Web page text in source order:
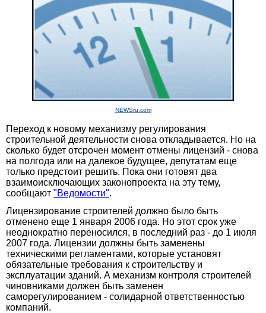
NEWSru.com
Переход к новому механизму регулирования
строительной деятельности снова откладывается. Но на
сколько будет отсрочен момент отмены лицензий - снова
на полгода или на далекое будущее, депутатам еще
только предстоит решить. Пока они готовят два
взаимоисключающих законопроекта на эту тему,
сообщают "Ведомости".
Лицензирование строителей должно было быть
отменено еще 1 января 2006 года. Но этот срок уже
неоднократно переносился, в последний раз - до 1 июля
2007 года. Лицензии должны быть заменены
техническими регламентами, которые установят
обязательные требования к строительству и
эксплуатации зданий. А механизм контроля строителей
чиновниками должен быть заменен
саморегулированием - солидарной ответственностью
компаний.